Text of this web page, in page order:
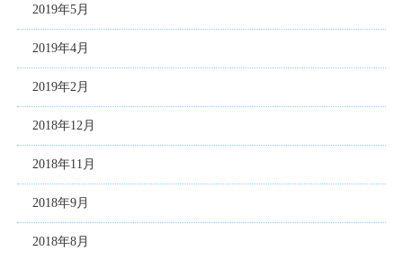
2019年5月
2019年4月
2019年2月
2018年12月
2018年11月
2018年9月
2018年8月